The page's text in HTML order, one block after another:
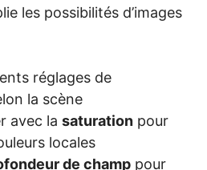
les possibilités d’images
réglages de
la scène
avec la saturation pour
locales
de champ pour